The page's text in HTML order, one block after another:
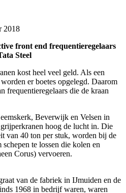
2018
front end frequentieregelaars
Steel
kost heel veel geld. Als een
er boetes opgelegd. Daarom
frequentieregelaars die de kraan
Beverwijk en Velsen in
hoog de lucht in. Die
van 40 ton per stuk, worden bij de
te lossen die kolen en
Corus) vervoeren.
van de fabriek in IJmuiden en de
1968 in bedrijf waren, waren